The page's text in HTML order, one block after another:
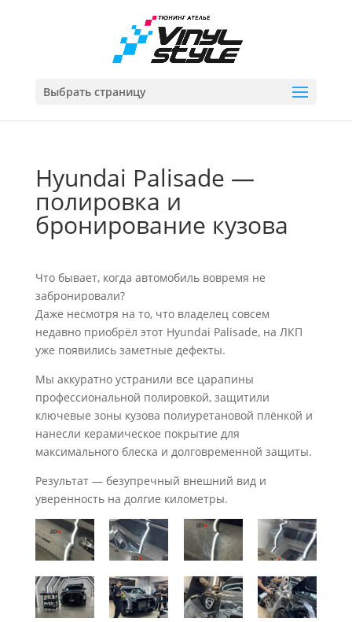
Выбрать страницу
Hyundai Palisade —
полировка и
бронирование кузова
Что бывает, когда автомобиль вовремя не
забронировали?
Даже несмотря на то, что владелец совсем
недавно приобрёл этот Hyundai Palisade, на ЛКП
уже появились заметные дефекты.
Мы аккуратно устранили все царапины
профессиональной полировкой, защитили
ключевые зоны кузова полиуретановой плёнкой и
нанесли керамическое покрытие для
максимального блеска и долговременной защиты.
Результат — безупречный внешний вид и
уверенность на долгие километры.